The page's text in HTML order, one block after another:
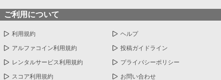
ご利用について
利用規約 ヘルプ
アルファコイン利用規約 投稿ガイドライン
レンタルサービス利用規約 プライバシーポリシー
スコア利用規約 お問い合わせ